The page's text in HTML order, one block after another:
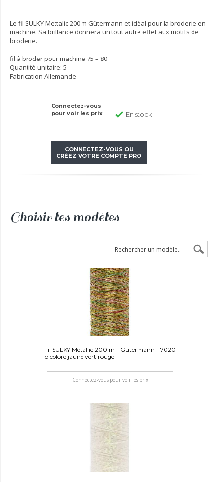
Le fil SULKY Mettalic 200 m Gütermann et idéal pour la broderie en
machine. Sa brillance donnera un tout autre effet aux motifs de
broderie.
fil à broder pour machine 75 – 80
Quantité unitaire: 5
Fabrication Allemande
Connectez-vous
pour voir les prix
En stock
CONNECTEZ-VOUS OU
CRÉEZ VOTRE COMPTE PRO
Choisir les modèles
Fil SULKY Metallic 200 m - Gütermann - 7020
bicolore jaune vert rouge
Connectez-vous pour voir les prix